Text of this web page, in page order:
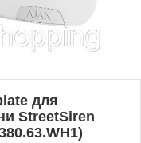
для
StreetSiren